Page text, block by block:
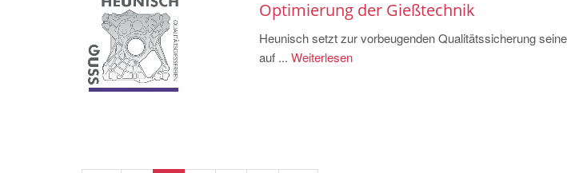
Optimierung der Gießtechnik
Heunisch setzt zur vorbeugenden Qualitätssicherung
auf ... Weiterlesen